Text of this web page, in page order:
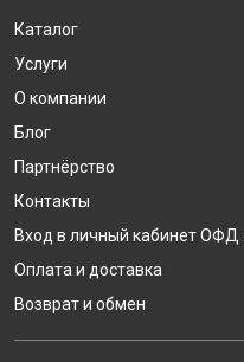
Каталог
Услуги
О компании
Блог
Партнёрство
Контакты
Вход в личный кабинет ОФД
Оплата и доставка
Возврат и обмен